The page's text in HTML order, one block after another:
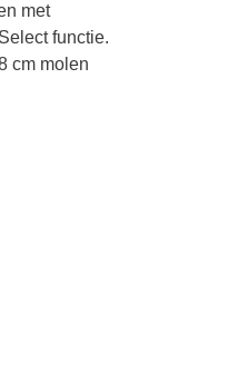
met
functie.
cm molen